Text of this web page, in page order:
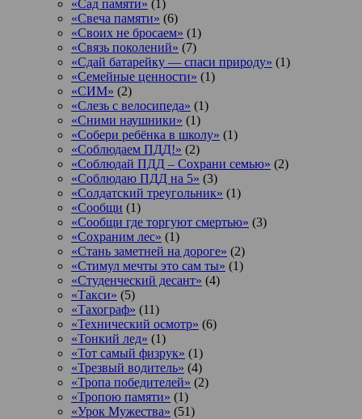
«Сад памяти» (1)
«Свеча памяти» (6)
«Своих не бросаем» (1)
«Связь поколений» (7)
«Сдай батарейку — спаси природу» (1)
«Семейные ценности» (1)
«СИМ» (2)
«Слезь с велосипеда» (1)
«Сними наушники» (1)
«Собери ребёнка в школу» (1)
«Соблюдаем ПДД!» (2)
«Соблюдай ПДД – Сохрани семью» (2)
«Соблюдаю ПДД на 5» (3)
«Солдатский треугольник» (1)
«Сообщи (1)
«Сообщи где торгуют смертью» (3)
«Сохраним лес» (1)
«Стань заметней на дороге» (2)
«Стимул мечты это сам ты» (1)
«Студенческий десант» (4)
«Такси» (5)
«Тахограф» (11)
«Технический осмотр» (6)
«Тонкий лед» (1)
«Тот самый физрук» (1)
«Трезвый водитель» (4)
«Тропа победителей» (2)
«Тропою памяти» (1)
«Урок Мужества» (51)